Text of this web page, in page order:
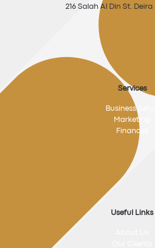
216 Salah Al Din St. Deira
Services
Business Setup
Marketing
Financial
Useful Links